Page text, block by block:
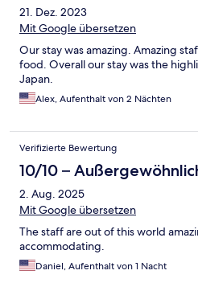
21. Dez. 2023
Mit Google übersetzen
Our stay was amazing. Amazing
food. Overall our stay was the
Japan.
Alex, Aufenthalt von 2 Nächten
Verifizierte Bewertung
10/10 –
2. Aug. 2025
Mit Google übersetzen
The staff are out of this world
accommodating.
Daniel, Aufenthalt von 1 Nacht